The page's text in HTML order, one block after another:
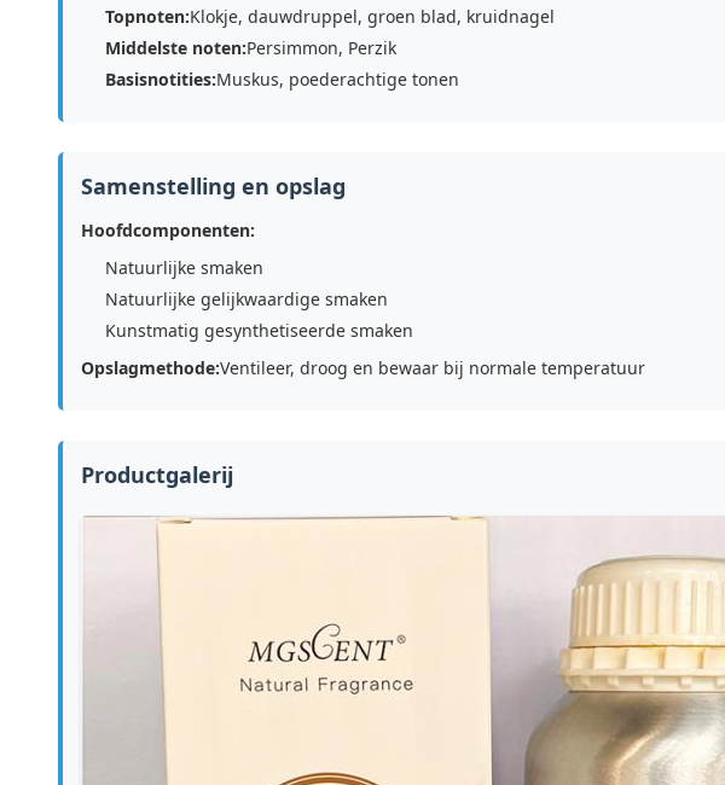
Topnoten:Klokje, dauwdruppel, groen blad, kruidnagel
Middelste noten:Persimmon, Perzik
Basisnotities:Muskus, poederachtige tonen
Samenstelling en opslag
Hoofdcomponenten:
Natuurlijke smaken
Natuurlijke gelijkwaardige smaken
Kunstmatig gesynthetiseerde smaken
Opslagmethode:Ventileer, droog en bewaar bij normale temperatuur
Productgalerij